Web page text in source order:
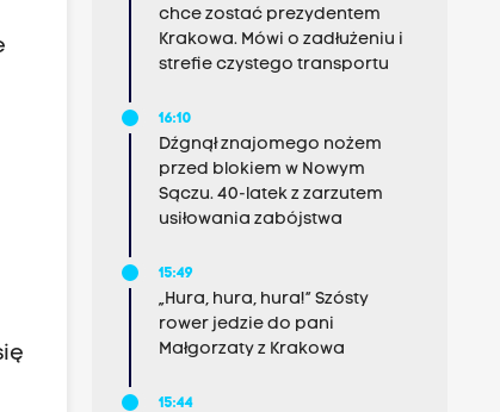
chce zostać prezydentem
Krakowa. Mówi o zadłużeniu i
strefie czystego transportu
16:10
Dźgnął znajomego nożem
przed blokiem w Nowym
Sączu. 40-latek z zarzutem
usiłowania zabójstwa
15:49
„Hura, hura, hura!” Szósty
rower jedzie do pani
Małgorzaty z Krakowa
15:44